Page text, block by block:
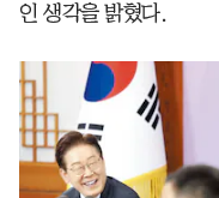
인 생각을 밝혔다.